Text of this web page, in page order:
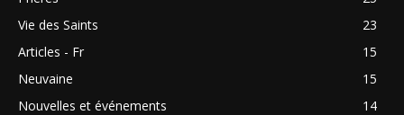
Vie des Saints
23
Articles - Fr
15
Neuvaine
15
Nouvelles et événements
14